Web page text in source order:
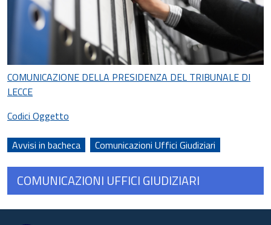
COMUNICAZIONE DELLA PRESIDENZA DEL TRIBUNALE DI
LECCE
Codici Oggetto
Avvisi in bacheca
Comunicazioni Uffici Giudiziari
COMUNICAZIONI UFFICI GIUDIZIARI